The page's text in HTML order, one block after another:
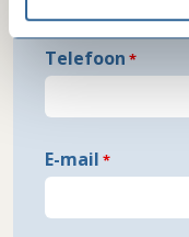
Telefoon
E-mail